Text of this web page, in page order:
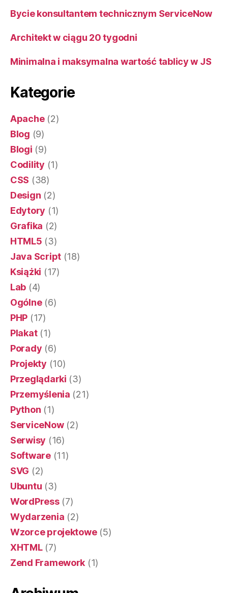
Bycie konsultantem technicznym ServiceNow
Architekt w ciągu 20 tygodni
Minimalna i maksymalna wartość tablicy w JS
Kategorie
Apache(2)
Blog (9)
Blogi (9)
Codility (1)
CSS (38)
Design (2)
Edytory (1)
Grafika (2)
HTML5 (3)
Java Script (18)
Książki (17)
Lab (4)
Ogólne(6)
PHP (17)
Plakat(1)
Porady (6)
Projekty (10)
Przeglądarki (3)
Przemyślenia (21)
Python (1)
ServiceNow(2)
Serwisy (16)
Software(11)
SVG (2)
Ubuntu (3)
WordPress(7)
Wydarzenia (2)
Wzorce projektowe(5)
XHTML(7)
Zend Framework (1)